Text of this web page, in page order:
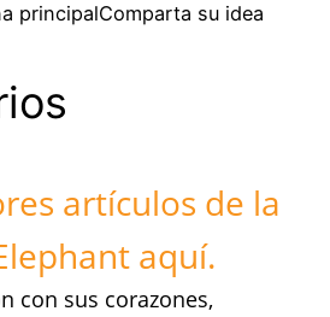
principalComparta su idea
artículos de la
aquí.
con sus corazones,